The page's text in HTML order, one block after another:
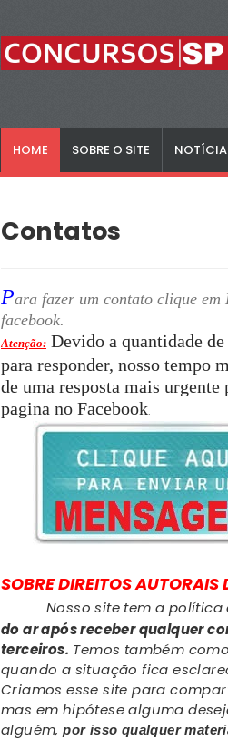
HOME SOBRE O SITE
Contatos
Para fazer um contato clique em
facebook.
Atenção: Devido a quantidade
para responder, nosso tempo
de uma resposta mais
pagina no Facebook.
SOBREDIREITOS AUTORAIS
Nosso site tem a política
do ar após receber qualquer
terceiros. Temos também
quando a situação fica
Criamos esse site para
mas em hipótese alguma
alguém, por isso qualquer